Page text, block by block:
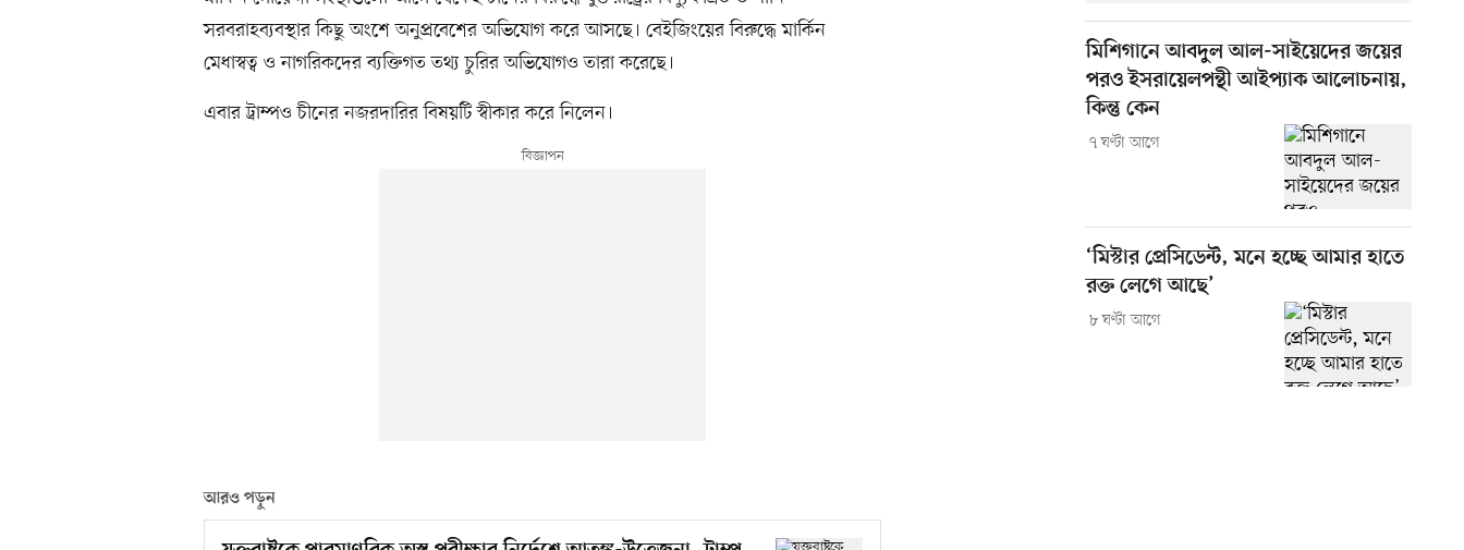
সরবরাহব্যবস্থার কিছু অংশে অনুপ্রবেশের অভিযোগ করে আসছে। বেইজিংয়ের বিরুদ্ধে মার্কিন
মেধাস্বত্ব ও নাগরিকদের ব্যক্তিগত তথ্য চুরির অভিযোগও তারা করেছে।
এবার ট্রাম্পও চীনের নজরদারির বিষয়টি স্বীকার করে নিলেন।
আরও পড়ুন
মিশিগানে আবদুল আল-সাইয়েদের জয়ের
পরও ইসরায়েলপন্থী আইপ্যাক আলোচনায়,
কিন্তু কেন
৭ ঘণ্টা আগে
‘মিস্টার প্রেসিডেন্ট, মনে হচ্ছে আমার হাতে
রক্ত লেগে আছে’
৮ ঘণ্টা আগে